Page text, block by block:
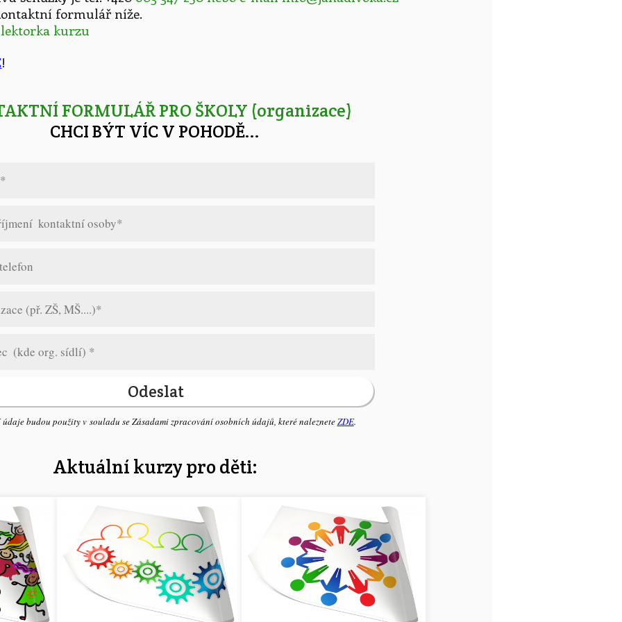
formulář níže.
kurzu
!
FORMULÁŘ PRO ŠKOLY (organizace)
CHCI BÝT VÍC V POHODĚ...
Odeslat
údaje budou použity v souladu se Zásadami zpracování osobních údajů, které nalezneteZDE.
Aktuální kurzy pro děti: